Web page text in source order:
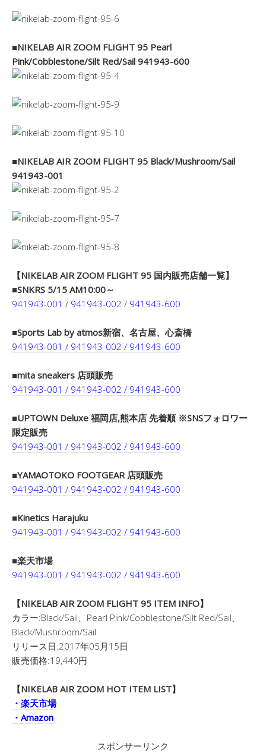
■NIKELAB AIR ZOOM FLIGHT 95 Pearl
Pink/Cobblestone/Silt Red/Sail 941943-600
■NIKELAB AIR ZOOM FLIGHT 95 Black/Mushroom/Sail
941943-001
【NIKELAB AIR ZOOM FLIGHT 95 国内販売店舗一覧】
■SNKRS 5/15 AM10:00～
941943-001 / 941943-002 / 941943-600
■Sports Lab by atmos新宿、名古屋、心斎橋
941943-001 / 941943-002 / 941943-600
■mita sneakers 店頭販売
941943-001 / 941943-002 / 941943-600
■UPTOWN Deluxe 福岡店,熊本店 先着順 ※SNSフォロワー
限定販売
941943-001 / 941943-002 / 941943-600
■YAMAOTOKO FOOTGEAR 店頭販売
941943-001 / 941943-002 / 941943-600
■Kinetics Harajuku
941943-001 / 941943-002 / 941943-600
■楽天市場
941943-001 / 941943-002 / 941943-600
【NIKELAB AIR ZOOM FLIGHT 95 ITEM INFO】
カラー:Black/Sail、Pearl Pink/Cobblestone/Silt Red/Sail、
Black/Mushroom/Sail
リリース日:2017年05月15日
販売価格:19,440円
【NIKELAB AIR ZOOM HOT ITEM LIST】
・楽天市場
・Amazon
スポンサーリンク